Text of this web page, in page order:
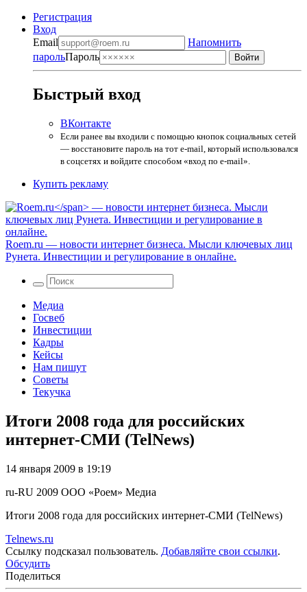
Регистрация
Вход
Email
Напомнить
парольПароль
Быстрый вход
ВКонтакте
Если ранее вы входили с помощью кнопок социальных сетей
— восстановите пароль на тот e-mail, который использовался
в соцсетях и войдите способом «вход по e-mail».
Купить рекламу
Roem.ru — новости интернет бизнеса. Мысли ключевых лиц
Рунета. Инвестиции и регулирование в онлайне.
Медиа
Госвеб
Инвестиции
Кадры
Кейсы
Нам пишут
Советы
Текучка
Итоги 2008 года для российских
интернет-СМИ (TelNews)
14 января 2009 в 19:19
ru-RU 2009 ООО «Роем» Медиа
Итоги 2008 года для российских интернет-СМИ (TelNews)
Telnews.ru
Ссылку подсказал пользователь. Добавляйте свои ссылки.
Обсудить
Поделиться